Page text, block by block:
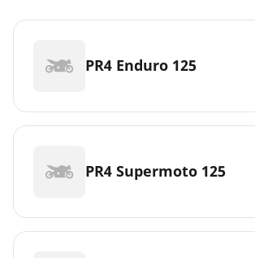
PR4 Enduro 125
PR4 Supermoto 125